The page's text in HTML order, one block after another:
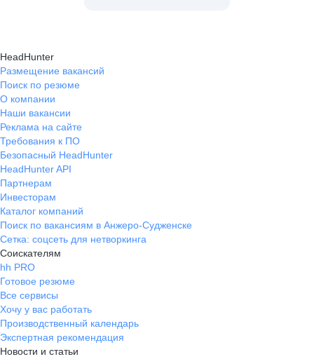
HeadHunter
Размещение вакансий
Поиск по резюме
О компании
Наши вакансии
Реклама на сайте
Требования к ПО
Безопасный HeadHunter
HeadHunter API
Партнерам
Инвесторам
Каталог компаний
Поиск по вакансиям в Анжеро-Судженске
Сетка: соцсеть для нетворкинга
Соискателям
hh PRO
Готовое резюме
Все сервисы
Хочу у вас работать
Производственный календарь
Экспертная рекомендация
Новости и статьи